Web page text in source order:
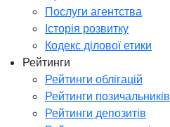
Послуги агентства
Історія розвитку
Кодекс ділової етики
Рейтинги
Рейтинги облігацій
Рейтинги позичальників
Рейтинги депозитів